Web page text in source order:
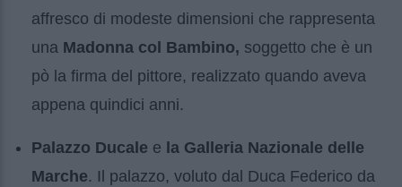
affresco di modeste dimensioni che rappresenta
una Madonna col Bambino, soggetto che è un
pò la firma del pittore, realizzato quando aveva
appena quindici anni.
Palazzo Ducale e la Galleria Nazionale delle
Marche. Il palazzo, voluto dal Duca Federico da